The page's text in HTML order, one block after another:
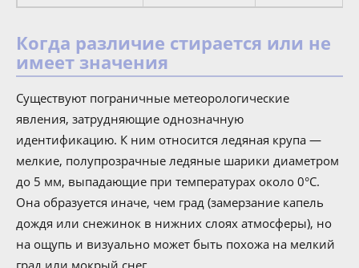
Когда различие стирается или не
имеет значения
Существуют пограничные метеорологические
явления, затрудняющие однозначную
идентификацию. К ним относится ледяная крупа —
мелкие, полупрозрачные ледяные шарики диаметром
до 5 мм, выпадающие при температурах около 0°C.
Она образуется иначе, чем град (замерзание капель
дождя или снежинок в нижних слоях атмосферы), но
на ощупь и визуально может быть похожа на мелкий